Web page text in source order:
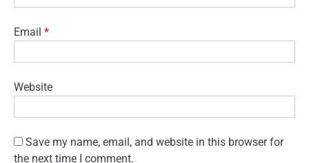
Email *
Website
Save my name, email, and website in this browser for
the next time I comment.